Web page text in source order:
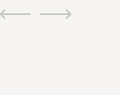
ui.previousui.next